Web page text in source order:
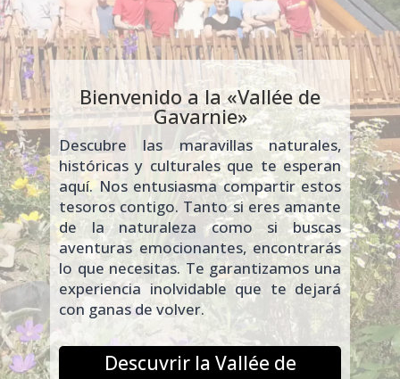
Bienvenido a la «Vallée de
Gavarnie»
Descubre las maravillas naturales,
históricas y culturales que te esperan
aquí. Nos entusiasma compartir estos
tesoros contigo. Tanto si eres amante
de la naturaleza como si buscas
aventuras emocionantes, encontrarás
lo que necesitas. Te garantizamos una
experiencia inolvidable que te dejará
con ganas de volver.
Descuvrir la Vallée de